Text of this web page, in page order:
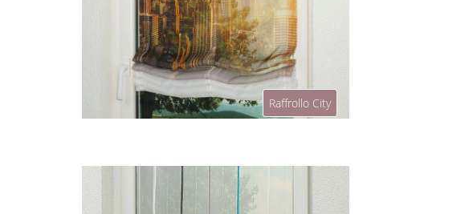
Raffrollo City